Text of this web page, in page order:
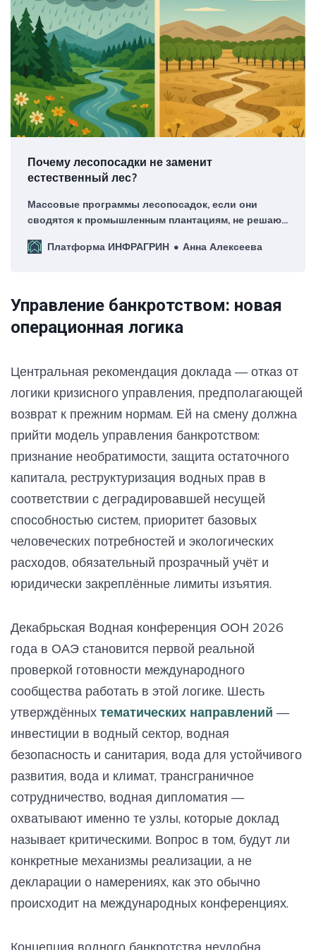
Почему лесопосадки не заменит
естественный лес?
Массовые программы лесопосадок, если они
сводятся к промышленным плантациям, не решают
восстанавливают способность экосистемы
Платформа ИНФРАГРИН Анна Алексеева
Управление банкротством: новая
операционная логика
Центральная рекомендация доклада — отказ от
логики кризисного управления, предполагающей
возврат к прежним нормам. Ей на смену должна
прийти модель управления банкротством:
признание необратимости, защита остаточного
капитала, реструктуризация водных прав в
соответствии с деградировавшей несущей
способностью систем, приоритет базовых
человеческих потребностей и экологических
расходов, обязательный прозрачный учёт и
юридически закреплённые лимиты изъятия.
Декабрьская Водная конференция ООН 2026
года в ОАЭ становится первой реальной
проверкой готовности международного
сообщества работать в этой логике. Шесть
утверждённых тематических направлений —
инвестиции в водный сектор, водная
безопасность и санитария, вода для устойчивого
развития, вода и климат, трансграничное
сотрудничество, водная дипломатия —
охватывают именно те узлы, которые доклад
называет критическими. Вопрос в том, будут ли
конкретные механизмы реализации, а не
декларации о намерениях, как это обычно
происходит на международных конференциях.
Концепция водного банкротства неудобна